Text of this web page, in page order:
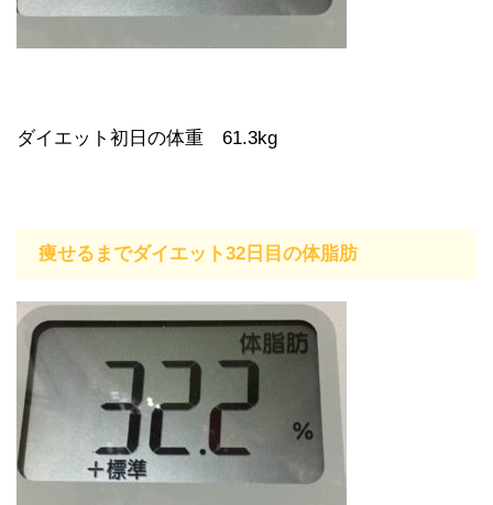
ダイエット初日の体重 61.3kg
痩せるまでダイエット32日目の体脂肪